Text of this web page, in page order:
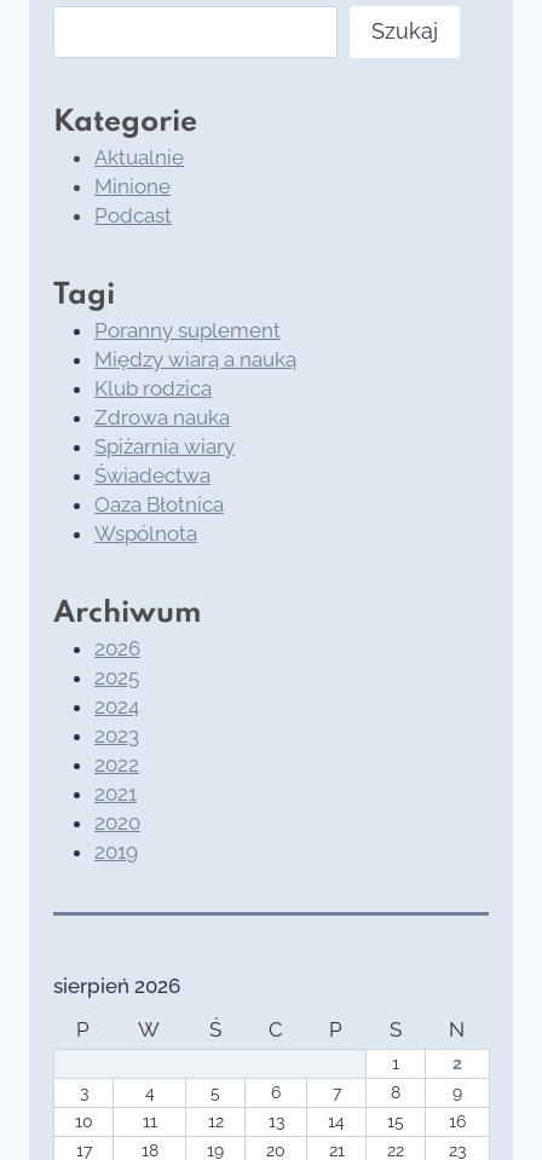
Szukaj
Kategorie
Aktualnie
Minione
Podcast
Tagi
Poranny suplement
Między wiarą a nauką
Klub rodzica
Zdrowa nauka
Spiżarnia wiary
Świadectwa
Oaza Błotnica
Wspólnota
Archiwum
2026
2025
2024
2023
2022
2021
2020
2019
sierpień 2026
P
W Ś C P S N
1
2
3
4 5 6 7 8
9
10
11 12 13 14 15
16
17
18 19 20 21 22 23